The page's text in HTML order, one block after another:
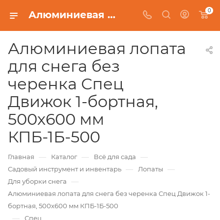
Алюминиевая лопата для снега без черенка Спец Движок 1-бортная, 500х600 мм КПБ-1Б-500 0
Алюминиевая лопата
для снега без
черенка Спец
Движок 1-бортная,
500х600 мм
КПБ-1Б-500
Главная — Каталог — Всё для сада —
Садовый инструмент и инвентарь — Лопаты —
Для уборки снега —
Алюминиевая лопата для снега без черенка Спец Движок 1-
бортная, 500х600 мм КПБ-1Б-500
Спец